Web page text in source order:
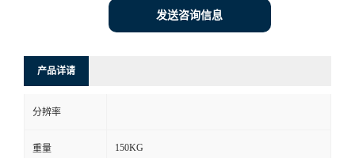
系
发送咨询信息
产品详请
分辨率
重量 150KG